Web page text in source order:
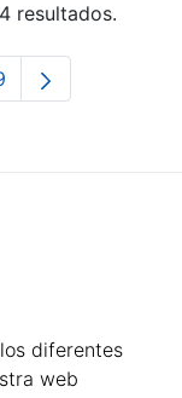
resultados.
intermedias Use
diferentes
web